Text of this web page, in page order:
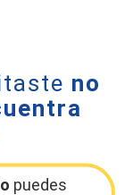
no
puedes